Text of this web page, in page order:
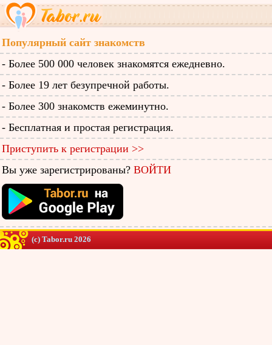
Популярный сайт знакомств
- Более 500 000 человек знакомятся ежедневно.
- Более 19 лет безупречной работы.
- Более 300 знакомств ежеминутно.
- Бесплатная и простая регистрация.
Приступить к регистрации >>
Вы уже зарегистрированы? ВОЙТИ
(c) Tabor.ru 2026